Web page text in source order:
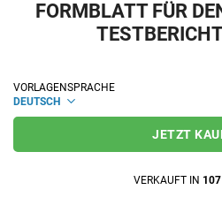
FORMBLATT FÜR
VORLAGENSPRACHE
DEUTSCH
JETZT
VERKAUFT IN 107